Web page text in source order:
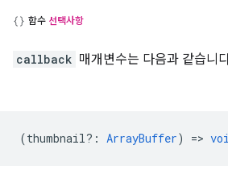
함수 선택사항
callback 매개변수는 다음과 같습니
(thumbnail? : ArrayBuffer) =>